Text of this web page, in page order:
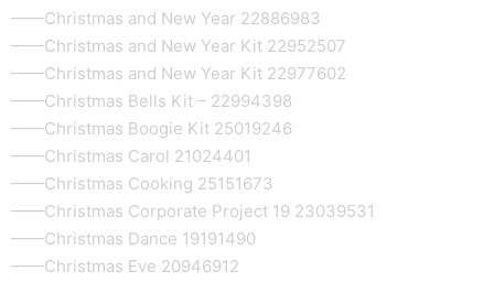
——Christmas and New Year 22886983
——Christmas and New Year Kit 22952507
——Christmas and New Year Kit 22977602
——Christmas Bells Kit – 22994398
——Christmas Boogie Kit 25019246
——Christmas Carol 21024401
——Christmas Cooking 25151673
——Christmas Corporate Project 19 23039531
——Christmas Dance 19191490
——Christmas Eve 20946912